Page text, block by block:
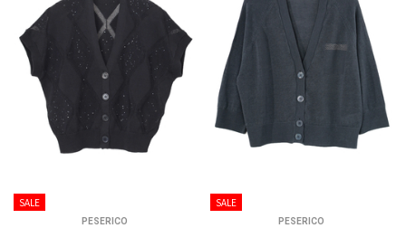
SALE
PESERICO
SALE
PESERICO